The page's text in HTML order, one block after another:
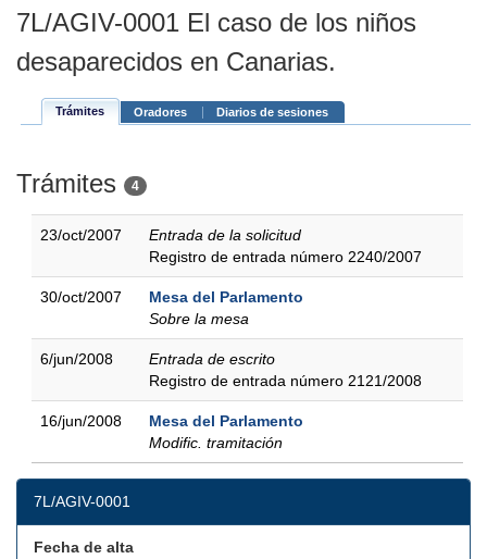
7L/AGIV-0001 El caso de los niños
desaparecidos en Canarias.
Trámites Oradores Diarios de sesiones
Trámites 4
23/oct/2007
Entrada de la solicitud
Registro de entrada número 2240/2007
30/oct/2007
Mesa del Parlamento
Sobre la mesa
6/jun/2008
Entrada de escrito
Registro de entrada número 2121/2008
16/jun/2008
Mesa del Parlamento
Modific. tramitación
7L/AGIV-0001
Fecha de alta